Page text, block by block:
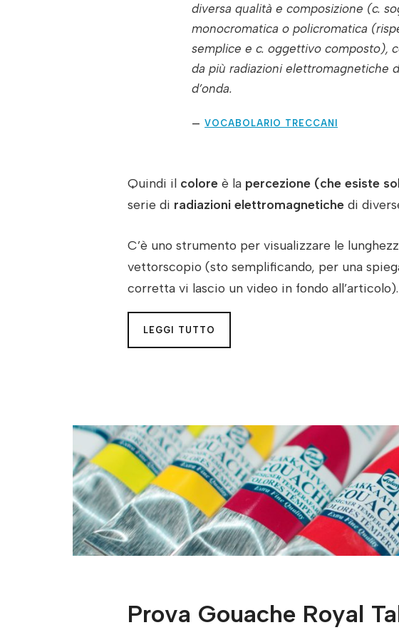
diversa qualità e composizione (c.
monocromatica o policromatica
semplice ec.oggettivo composto),
da più radiazioni elettromagnetiche
d’onda.
VOCABOLARIO TRECCANI
Quindi il colore è la percezione (che esiste
serie di radiazioni elettromagnetiche di
C’è uno strumento per visualizzare le
vettorscopio (sto semplificando, per una
corretta vi lascio un video in fondo all’articolo).
LEGGI TUTTO
Prova Gouache Royal